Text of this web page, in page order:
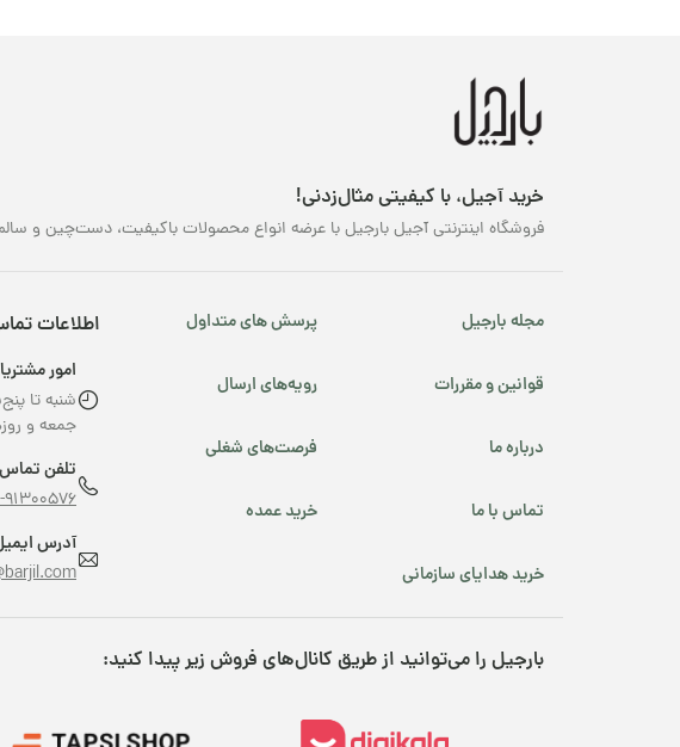
خرید آجیل، با کیفیتی مثال‌زدنی!
فروشگاه اینترنتی آجیل بارجیل با عرضه انواع محصولات باکیفیت، دست‌چین و
مجله بارجیل پرسش های متداول
قوانین و مقررات رویه‌های ارسال
درباره ما فرصت‌های شغلی
تماس با ما خرید عمده
خرید هدایای سازمانی
اطلاعات
امور
شنبه تا
جمعه و روزهای
تلفن تماس
91300576
آدرس
بارجیل را می‌توانید از طریق کانال‌های فروش زیر پیدا کنید: